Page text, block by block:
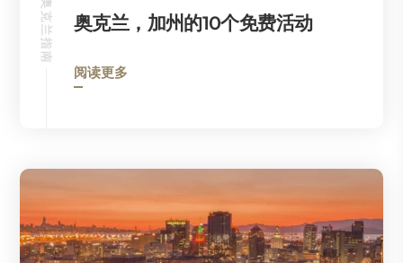
奥克兰指南 奥克兰，加州的10个免费活动
阅读更多